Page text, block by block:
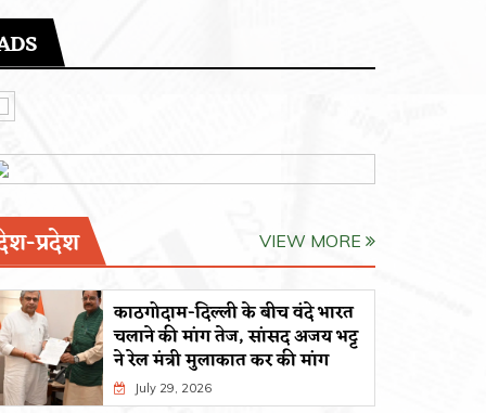
प्रदेश VIEW MORE
काठगोदाम-दिल्ली के बीच वंदे भारत
चलाने की मांग तेज, सांसद अजय भट्ट
ने रेल मंत्री मुलाकात कर की मांग
July 29, 2026